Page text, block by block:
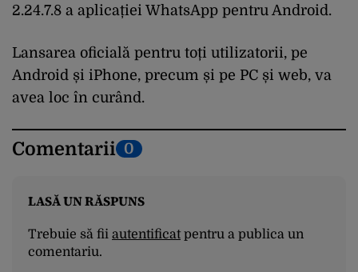
2.24.7.8 a aplicației WhatsApp pentru Android.
Lansarea oficială pentru toți utilizatorii, pe
Android și iPhone, precum și pe PC și web, va
avea loc în curând.
Comentarii 0
LASĂ UN RĂSPUNS
Trebuie să fii autentificatpentru a publica un
comentariu.